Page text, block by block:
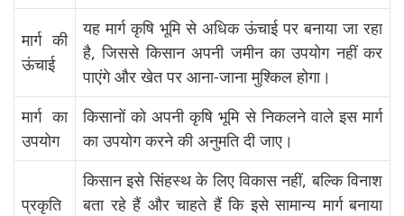
मार्ग की
ऊंचाई
यह मार्ग कृषि भूमि से अधिक ऊंचाई पर बनाया जा रहा
है, जिससे किसान अपनी जमीन का उपयोग नहीं कर
पाएंगे और खेत पर आना-जाना मुश्किल होगा।
मार्ग का
उपयोग
किसानों को अपनी कृषि भूमि से निकलने वाले इस मार्ग
का उपयोग करने की अनुमति दी जाए।
प्रकृति
किसान इसे सिंहस्थ के लिए विकास नहीं, बल्कि विनाश
बता रहे हैं और चाहते हैं कि इसे सामान्य मार्ग बनाया